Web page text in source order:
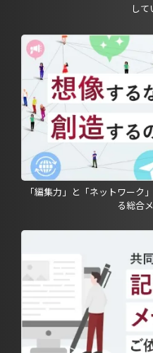
して
「編集力」と「ネットワーク
る総合